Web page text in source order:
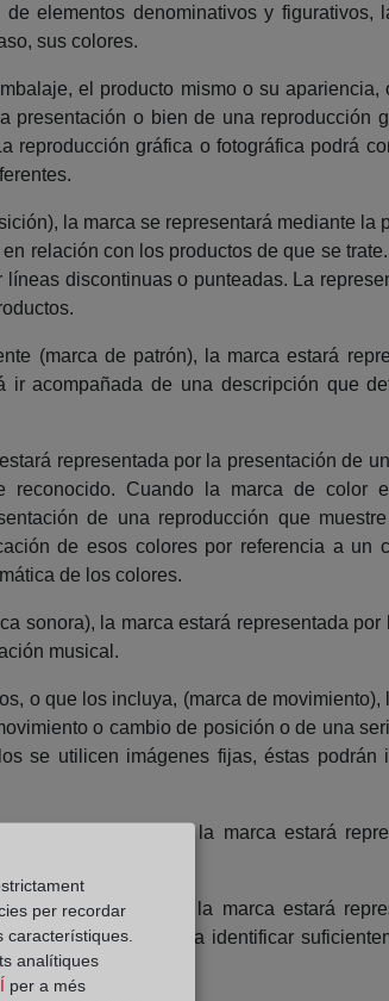
elementos denominativos y figurativos,
sus colores.
el producto mismo o su apariencia,
presentación o bien de una reproducción
reproducción gráfica o fotográfica podrá
la marca se representará mediante la
relación con los productos de que se
discontinuas o punteadas. La
(marca de patrón), la marca estará
ir acompañada de una descripción que
representada por la presentación de
Cuando la marca de color
de una reproducción que
de esos colores por referencia a un
de los colores.
sonora), la marca estará representada por
musical.
o que los incluya, (marca de movimiento),
o cambio de posición o de una
se utilicen imágenes fijas, éstas podrán
multimedia), la marca estará
(marca holograma), la marca estará
necesarias para identificar
per recordar
analítiques
per a més